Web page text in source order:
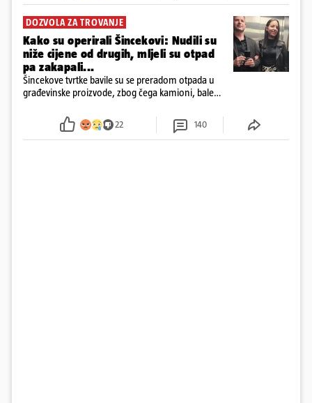
DOZVOLA ZA TROVANJE
Kako su operirali Šincekovi: Nudili su
niže cijene od drugih, mljeli su otpad
pa zakapali...
Šincekove tvrtke bavile su se preradom otpada u
građevinske proizvode, zbog čega kamioni, bale
22 140